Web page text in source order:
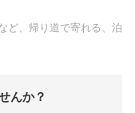
ど、帰り道で寄れる、泊
んか？